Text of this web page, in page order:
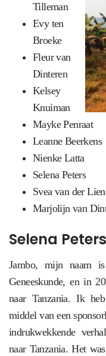
Tilleman
Evy ten
Broeke
Fleur van
Dinteren
Kelsey
Knuiman
Mayke Penraat
Leanne Beerkens
Nienke Latta
Selena Peters
Svea van der
Marjolijn van
Selena Peters
Jambo, mijn naam is
Geneeskunde, en in
naar Tanzania. Ik
middel van een
indrukwekkende
naar Tanzania. Het